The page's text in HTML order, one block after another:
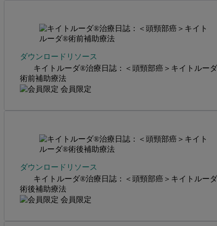
ダウンロードリソース
キイトルーダ®治療日誌：＜頭頸部癌＞キイトルー
術前補助療法
会員限定
ダウンロードリソース
キイトルーダ®治療日誌：＜頭頸部癌＞キイトルー
術後補助療法
会員限定